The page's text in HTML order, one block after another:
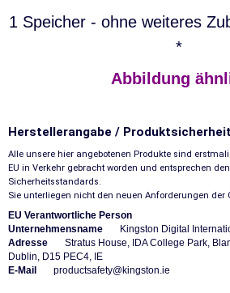
1 Speicher - ohne weiteres
*
Abbildung
Herstellerangabe / Produktsicherheit
Alle unsere hier angebotenen Produkte sind
EU in Verkehr gebracht worden und entsprechen
Sicherheitsstandards.
Sie unterliegen nicht den neuen Anforderungen der
EU Verantwortliche Person
Unternehmensname Kingston Digital
Adresse Stratus House, IDA College Park,
Dublin, D15 PEC4, IE
E-Mail productsafety@kingston.ie